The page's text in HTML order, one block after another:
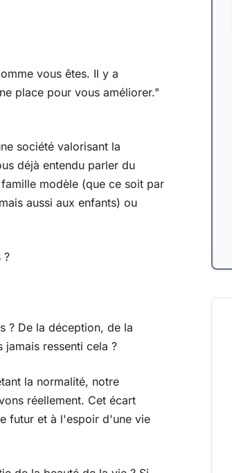
vous êtes. Il y a
place pour vous améliorer."
société valorisant la
déjà entendu parler du
modèle (que ce soit par
aussi aux enfants) ou
?
? De la déception, de la
ressenti cela ?
la normalité, notre
réellement. Cet écart
futur et à l'espoir d'une vie